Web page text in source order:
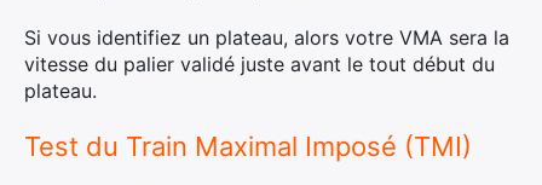
Si vous identifiez un plateau, alors votre VMA sera la
vitesse du palier validé juste avant le tout début du
plateau.
Test du Train Maximal Imposé (TMI)